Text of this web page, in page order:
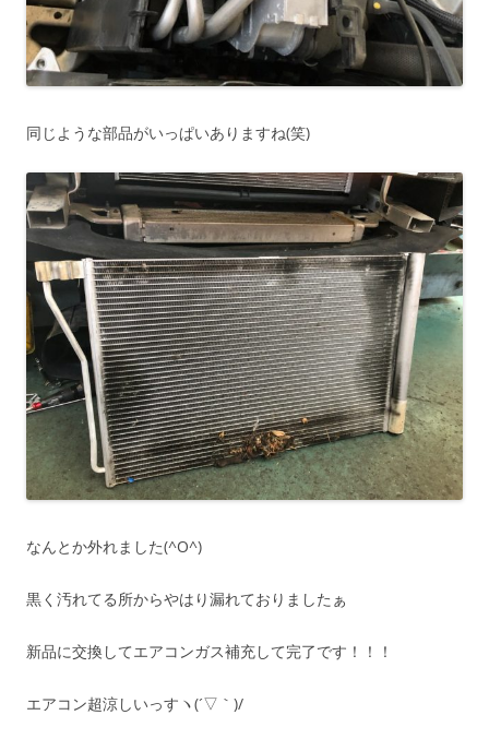
同じような部品がいっぱいありますね(笑)
なんとか外れました(^O^)
黒く汚れてる所からやはり漏れておりましたぁ
新品に交換してエアコンガス補充して完了です！！！
エアコン超涼しいっすヽ(´▽｀)/